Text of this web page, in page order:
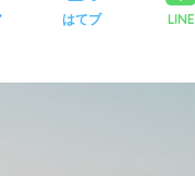
はてブ LINE